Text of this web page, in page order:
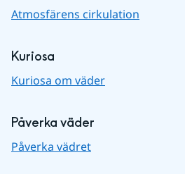
Atmosfärens cirkulation
Kuriosa
Kuriosa om väder
Påverka väder
Påverka vädret